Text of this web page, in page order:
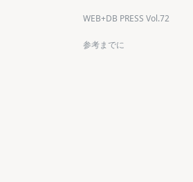
WEB+DB PRESS Vol.72
参考までに